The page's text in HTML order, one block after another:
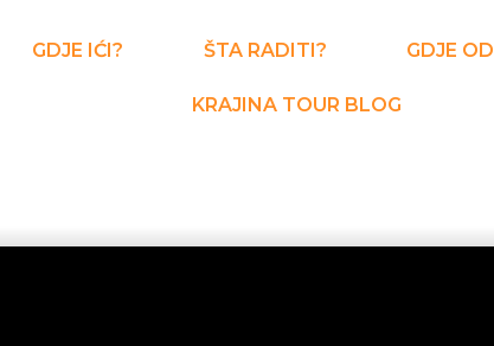
GDJE IĆI? ŠTA RADITI? GDJE
KRAJINA TOUR BLOG